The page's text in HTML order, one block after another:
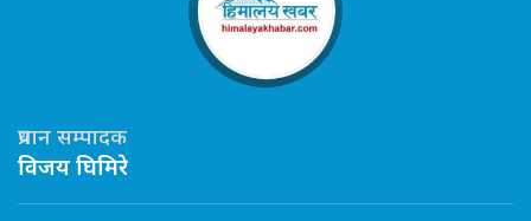
प्रधान सम्पादक
विजय घिमिरे